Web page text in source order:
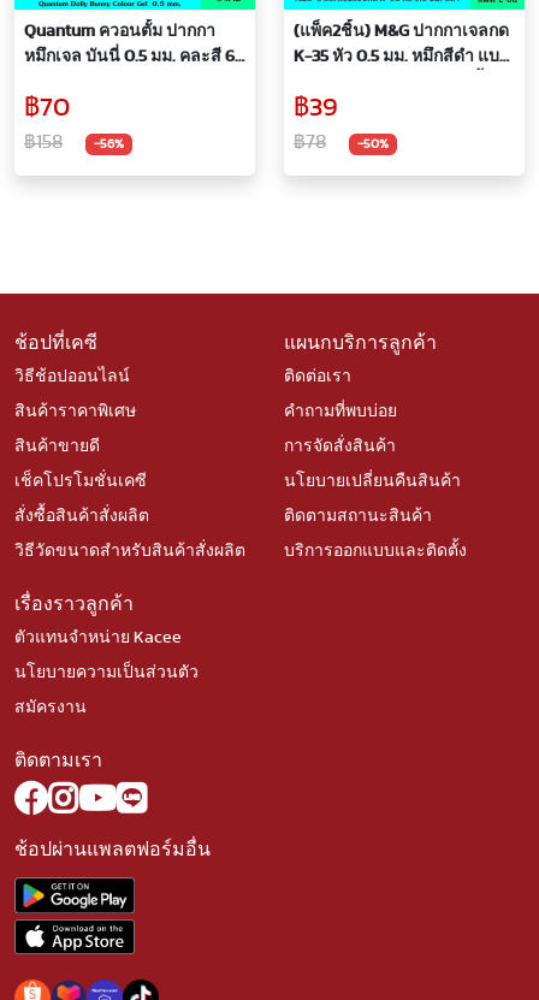
Quantum ควอนตั้ม ปากกา
หมึกเจล บันนี่ 0.5 มม. คละสี 6
เจล หัว 0.5 มม. เขียนลื่น น้ำ
หมึกอย่างดี ไม่เลอะง่าย
Daiichi Bunny
฿70
฿158 -56%
(แพ็ค2ชิ้น) M&G ปากกาเจลกด
K-35 หัว 0.5 มม. หมึกสีดำ แบบ
หมึกพิเศษ ลื่นไหล ด้ามจับนุ่ม
สบายมือ ปากกา ปากกาเจล
ปากกาหมึกเจล ปากกาหมึกซึม
฿39
฿78 -50%
ช้อปที่เคซี
วิธีช้อปออนไลน์
สินค้าราคาพิเศษ
สินค้าขายดี
เช็คโปรโมชั่นเคซี
สั่งซื้อสินค้าสั่งผลิต
วิธีวัดขนาดสำหรับสินค้าสั่งผลิต
แผนกบริการลูกค้า
ติดต่อเรา
คำถามที่พบบ่อย
การจัดสั่งสินค้า
นโยบายเปลี่ยนคืนสินค้า
ติดตามสถานะสินค้า
บริการออกแบบและติดตั้ง
เรื่องราวลูกค้า
ตัวแทนจำหน่าย Kacee
นโยบายความเป็นส่วนตัว
สมัครงาน
ติดตามเรา
ช้อปผ่านแพลตฟอร์มอื่น